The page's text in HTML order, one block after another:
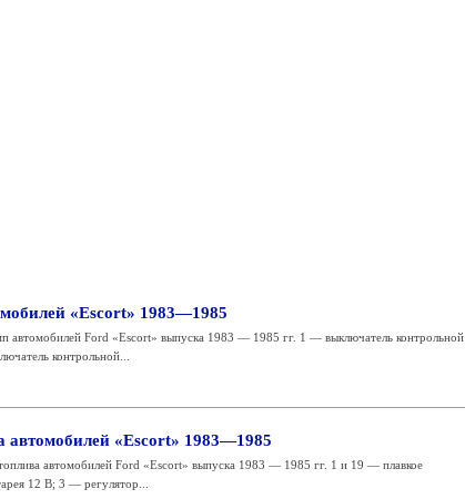
«Escort» 1983—1985
автомобилей Ford «Escort» выпуска 1983 — 1985 гг. 1 — выключатель контрольной
контрольной...
автомобилей «Escort» 1983—1985
автомобилей Ford «Escort» выпуска 1983 — 1985 гг. 1 и 19 — плавкое
12 В; 3 — регулятор...